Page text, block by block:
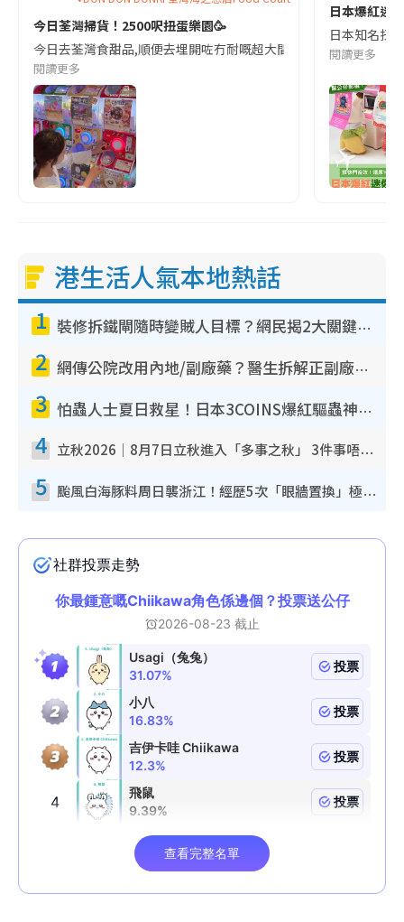
今日荃灣掃貨！2500呎扭蛋樂園🥳
今日去荃灣食甜品,順便去埋開咗冇耐嘅超大間donki扭蛋機夾公
閱讀更多
日本爆紅迷
日本知名扭
閱讀更多
港生活人氣本地熱話
1 裝修拆鐵閘隨時變賊人目標？網民揭2大關鍵用途：裝新式等於白裝？附新舊鐵閘分別
2 網傳公院改用內地/副廠藥？醫生拆解正副廠分別 揭4類人換藥隨時出事
3 怕蟲人士夏日救星！日本3COINS爆紅驅蟲神器$45起 1招「全程免觸碰」輕鬆搞定小強
4 立秋2026｜8月7日立秋進入「多事之秋」 3件事唔做得！專家教6招開運 清枱頭／銀包納氣接好運
5 颱風白海豚料周日襲浙江！經歷5次「眼牆置換」極罕見 成登陸內地最長途颱風